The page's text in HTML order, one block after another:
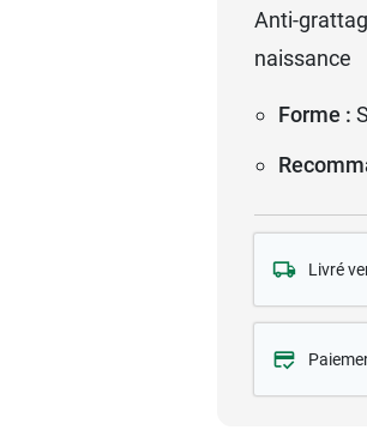
Anti-
naissance
Forme :
Livré